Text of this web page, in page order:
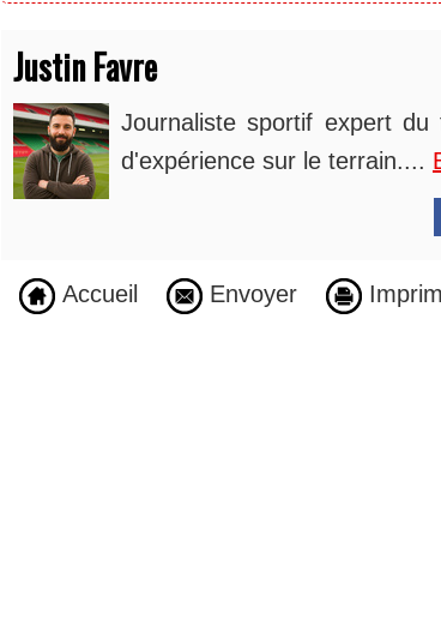
Justin Favre
Journaliste sportif expert
d'expérience sur le terrain....
Accueil Envoyer